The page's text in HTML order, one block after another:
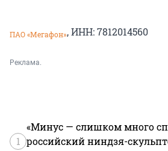
ПАО «Мегафон», ИНН: 7812014560
Реклама.
1
«Минус — слишком много
российский ниндзя-